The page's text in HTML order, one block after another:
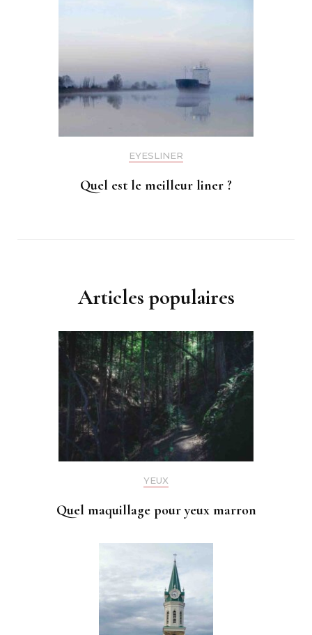
EYESLINER
Quel est le meilleur liner ?
Articles populaires
YEUX
Quel maquillage pour yeux marron